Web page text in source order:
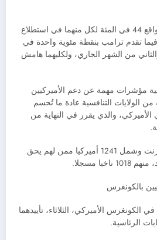
وتعادلت هاريس وترامب بواقع 44 في المئة لكل منهما في استطلاع
15 و16 يوليو، فيما تقدم ترامب بنقطة مئوية واحدة في
من الشهر الجاري، ولكليهما هامش
مؤشرات مهمة عن دعم الأميركيين
الولايات التنافسية عادة ما تُحسم
الأميركي، والذي يقرر في النهاية من
وأُجرى الاستطلاع عبر الإنترنت وشمل 1241 أميركيا ممن لهم يحق
مسجلا.
بالكونغرس
الكونغرس الأميركي، الثلاثاء، تأييدهما
الرئاسية.